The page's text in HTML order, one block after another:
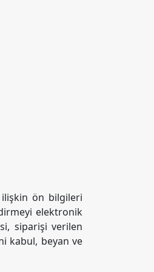
ilişkin ön bilgileri
elektronik
siparişi verilen
kabul, beyan ve